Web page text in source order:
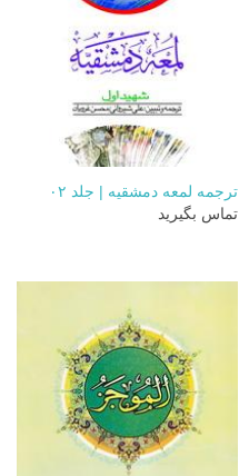
ترجمه لمعه دمشقیه | جلد ۰۲
تماس بگیرید